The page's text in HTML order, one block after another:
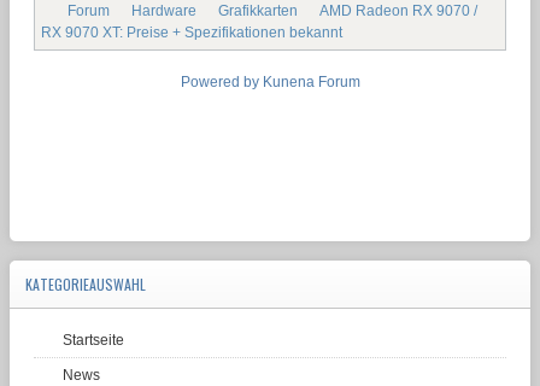
Forum Hardware Grafikkarten
AMD Radeon RX 9070 /
RX 9070 XT: Preise + Spezifikationen bekannt
Powered by Kunena Forum
KATEGORIEAUSWAHL
Startseite
News